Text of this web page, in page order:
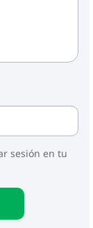
sesión en tu